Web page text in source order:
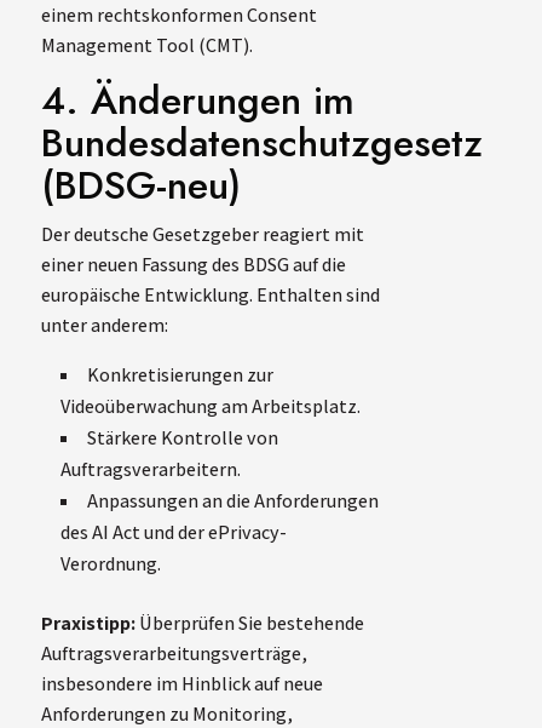
einem rechtskonformen Consent
Management Tool (CMT).
4. Änderungen im
Bundesdatenschutzgesetz
(BDSG-neu)
Der deutsche Gesetzgeber reagiert mit
einer neuen Fassung des BDSG auf die
europäische Entwicklung. Enthalten sind
unter anderem:
Konkretisierungen zur
Videoüberwachung am Arbeitsplatz.
Stärkere Kontrolle von
Auftragsverarbeitern.
Anpassungen an die Anforderungen
des AI Act und der ePrivacy-
Verordnung.
Praxistipp:Überprüfen Sie bestehende
Auftragsverarbeitungsverträge,
insbesondere im Hinblick auf neue
Anforderungen zu Monitoring,